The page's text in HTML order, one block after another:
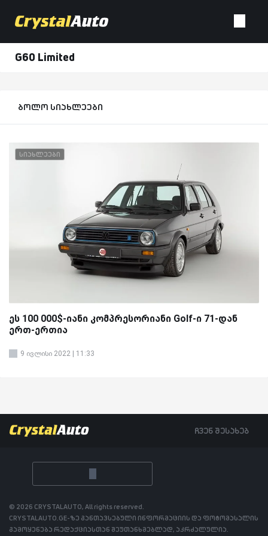
G60 Limited
ბოლო სიახლეები
სიახლეები
ეს 100 000$-იანი კომპრესორიანი Golf-ი 71-დან
ერთ-ერთია
9 ივლისი 2022 | 11:33
ჩვენ შესახებ
© 2026 CRYSTALAUTO, All rights reserved.
CRYSTALAUTO.GE-ზე განთავსებული ინფორმაციის და ფოტომასალის
გამოყენება რედაქციასთან შეუთანხმებლად, აკრძალულია.